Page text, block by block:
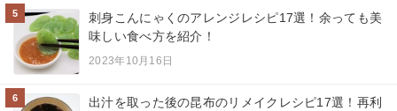
5
刺身こんにゃくのアレンジレシピ17選！余っても美
味しい食べ方を紹介！
2023年10月16日
6
出汁を取った後の昆布のリメイクレシピ17選！再利